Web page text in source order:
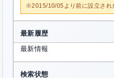
※2015/10/05より前に設立され
最新履歴
最新情報
検索状態